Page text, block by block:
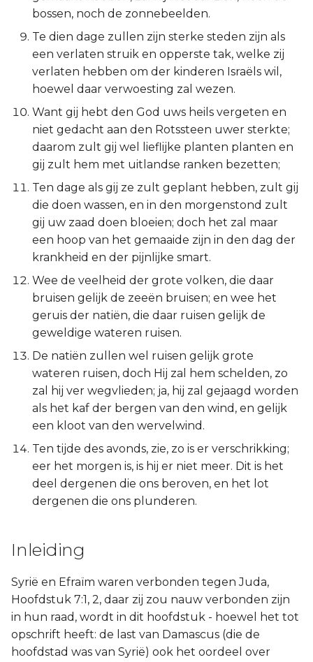
Jakobus
1 Petrus
1 Johannes
2 Johannes
3 Johannes
Judas
Openbaring
bossen, noch de zonnebeelden.
Te dien dage zullen zijn sterke steden zijn als
een verlaten struik en opperste tak, welke zij
verlaten hebben om der kinderen Israëls wil,
hoewel daar verwoesting zal wezen.
Want gij hebt den God uws heils vergeten en
niet gedacht aan den Rotssteen uwer sterkte;
daarom zult gij wel lieflijke planten planten en
gij zult hem met uitlandse ranken bezetten;
Ten dage als gij ze zult geplant hebben, zult gij
die doen wassen, en in den morgenstond zult
gij uw zaad doen bloeien; doch het zal maar
een hoop van het gemaaide zijn in den dag der
krankheid en der pijnlijke smart.
Wee de veelheid der grote volken, die daar
bruisen gelijk de zeeën bruisen; en wee het
geruis der natiën, die daar ruisen gelijk de
geweldige wateren ruisen.
De natiën zullen wel ruisen gelijk grote
wateren ruisen, doch Hij zal hem schelden, zo
zal hij ver wegvlieden; ja, hij zal gejaagd worden
als het kaf der bergen van den wind, en gelijk
een kloot van den wervelwind.
Ten tijde des avonds, zie, zo is er verschrikking;
eer het morgen is, is hij er niet meer. Dit is het
deel dergenen die ons beroven, en het lot
dergenen die ons plunderen.
Inleiding
Syrië en Efraïm waren verbonden tegen Juda,
Hoofdstuk 7:1, 2, daar zij zou nauw verbonden zijn
in hun raad, wordt in dit hoofdstuk - hoewel het tot
opschrift heeft: de last van Damascus (die de
hoofdstad was van Syrië) ook het oordeel over